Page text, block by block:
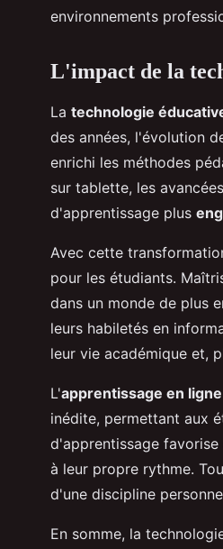
environnements
L'impact de la
La technologie
des années, l'évolution
enrichi les méthodes
sur tablette, les
d'apprentissage plus
Avec cette
pour les étudiants.
dans un monde de plus
leurs habiletés en
leur vie académique et,
L'apprentissage en ligne
inédite, permettant aux
d'apprentissage
à leur propre rythme.
d'une discipline
En somme, la